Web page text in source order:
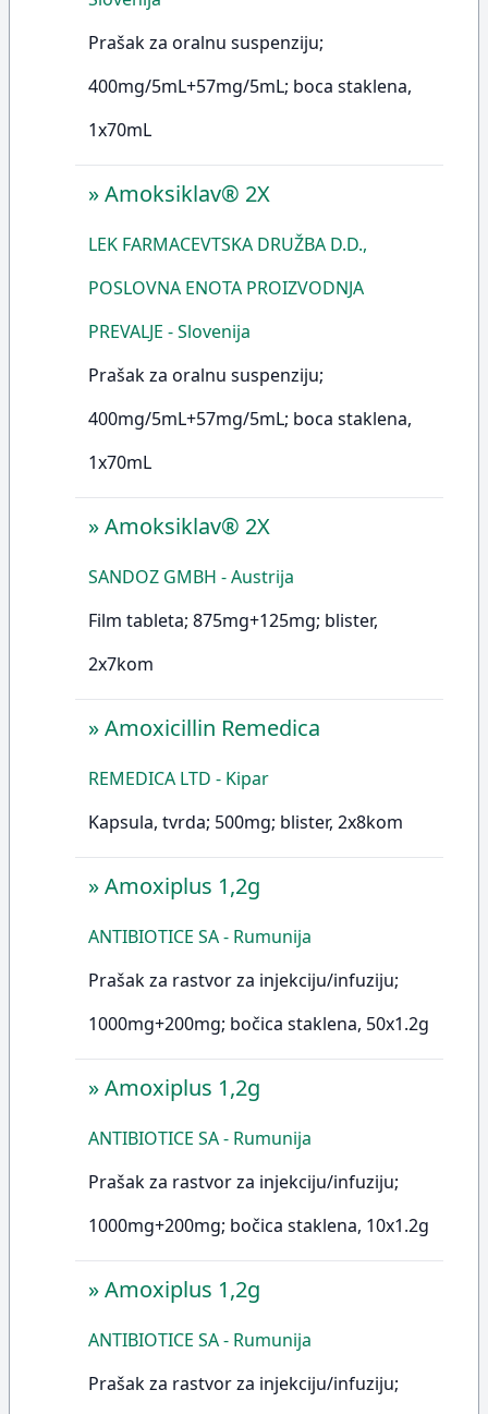
Prašak za oralnu suspenziju;
400mg/5mL+57mg/5mL; boca staklena,
1x70mL
»Amoksiklav® 2X
LEK FARMACEVTSKA DRUŽBA D.D.,
POSLOVNA ENOTA PROIZVODNJA
PREVALJE - Slovenija
Prašak za oralnu suspenziju;
400mg/5mL+57mg/5mL; boca staklena,
1x70mL
»Amoksiklav® 2X
SANDOZ GMBH - Austrija
Film tableta; 875mg+125mg; blister,
2x7kom
»Amoxicillin Remedica
REMEDICA LTD - Kipar
Kapsula, tvrda; 500mg; blister, 2x8kom
»Amoxiplus 1,2g
ANTIBIOTICE SA - Rumunija
Prašak za rastvor za injekciju/infuziju;
1000mg+200mg; bočica staklena, 50x1.2g
»Amoxiplus 1,2g
ANTIBIOTICE SA - Rumunija
Prašak za rastvor za injekciju/infuziju;
1000mg+200mg; bočica staklena, 10x1.2g
»Amoxiplus 1,2g
ANTIBIOTICE SA - Rumunija
Prašak za rastvor za injekciju/infuziju;